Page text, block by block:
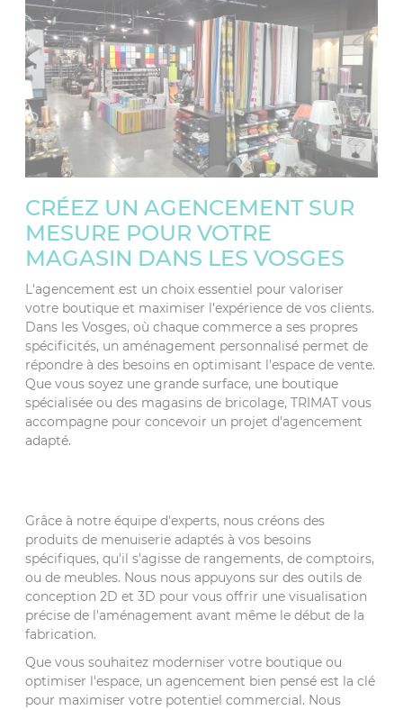
CRÉEZ UN AGENCEMENT SUR
MESURE POUR VOTRE
MAGASIN DANS LES VOSGES
L'agencement est un choix essentiel pour valoriser
votre boutique et maximiser l'expérience de vos clients.
Dans les Vosges, où chaque commerce a ses propres
spécificités, un aménagement personnalisé permet de
répondre à des besoins en optimisant l'espace de vente.
Que vous soyez une grande surface, une boutique
spécialisée ou des magasins de bricolage, TRIMAT vous
accompagne pour concevoir un projet d'agencement
adapté.
Grâce à notre équipe d'experts, nous créons des
produits de menuiserie adaptés à vos besoins
spécifiques, qu'il s'agisse de rangements, de comptoirs,
ou de meubles. Nous nous appuyons sur des outils de
conception 2D et 3D pour vous offrir une visualisation
précise de l'aménagement avant même le début de la
fabrication.
Que vous souhaitez moderniser votre boutique ou
optimiser l'espace, un agencement bien pensé est la clé
pour maximiser votre potentiel commercial. Nous